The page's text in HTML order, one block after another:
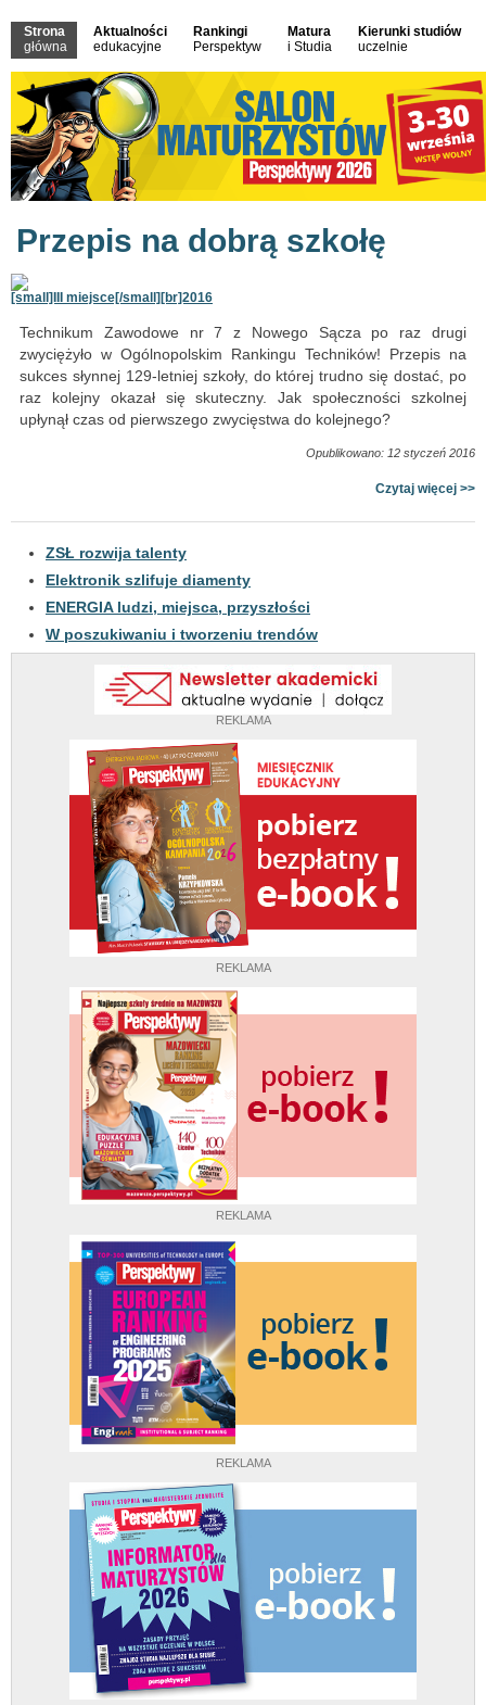
Strona
główna
Aktualności
edukacyjne
Rankingi
Perspektyw
Matura
i Studia
Kierunki studiów
uczelnie
REKLAMA
REKLAMA
REKLAMA
REKLAMA
Przepis na dobrą szkołę
[small]III miejsce[/small][br]2016
Technikum Zawodowe nr 7 z Nowego Sącza po raz drugi
zwyciężyło w Ogólnopolskim Rankingu Techników! Przepis na
sukces słynnej 129-letniej szkoły, do której trudno się dostać, po
raz kolejny okazał się skuteczny. Jak społeczności szkolnej
upłynął czas od pierwszego zwycięstwa do kolejnego?
Opublikowano: 12 styczeń 2016
Czytaj więcej >>
ZSŁ rozwija talenty
Elektronik szlifuje diamenty
ENERGIA ludzi, miejsca, przyszłości
W poszukiwaniu i tworzeniu trendów